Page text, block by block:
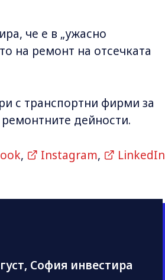
че е в „ужасно
на ремонт на отсечката
с транспортни фирми за
дейности.
, Instagram,
LinkedIn
София инвестира